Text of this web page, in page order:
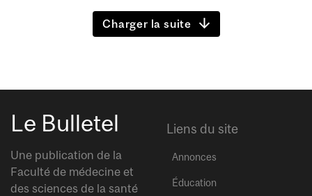
Charger la suite
Le Bulletel
Une publication de la
Faculté de médecine et
des sciences de la santé
Liens du site
Annonces
Éducation